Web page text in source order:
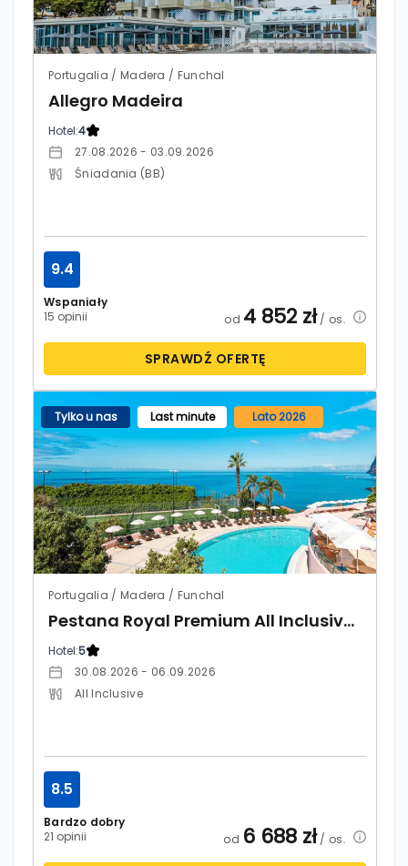
Portugalia / Madera / Funchal
Allegro Madeira
Hotel:4
27.08.2026 - 03.09.2026
Śniadania (BB)
Wspaniały
15 opinii
9.4
od 4 852 zł/ os.
SPRAWDŹ OFERTĘ
Tylko u nas Last minute Lato 2026
Portugalia / Madera / Funchal
Pestana Royal Premium All Inclusive Ocean & Spa
Hotel:5
30.08.2026 - 06.09.2026
All Inclusive
Bardzo dobry
21 opinii
8.5
od 6 688 zł/ os.